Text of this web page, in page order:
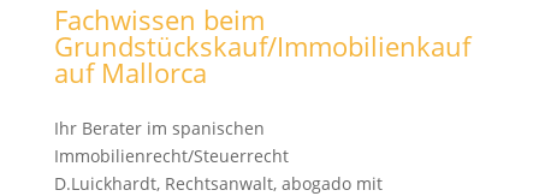
Fachwissen beim
Grundstückskauf/Immobilienkauf
auf Mallorca
Ihr Berater im spanischen
Immobilienrecht/Steuerrecht
D.Luickhardt, Rechtsanwalt, abogado mit